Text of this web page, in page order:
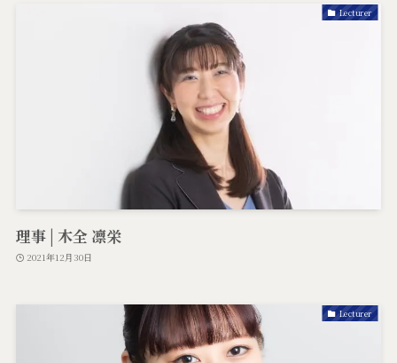
Lecturer
理事 | 木全 凛栄
2021年12月30日
Lecturer